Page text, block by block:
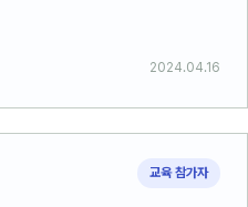
2024.04.16
교육 참가자